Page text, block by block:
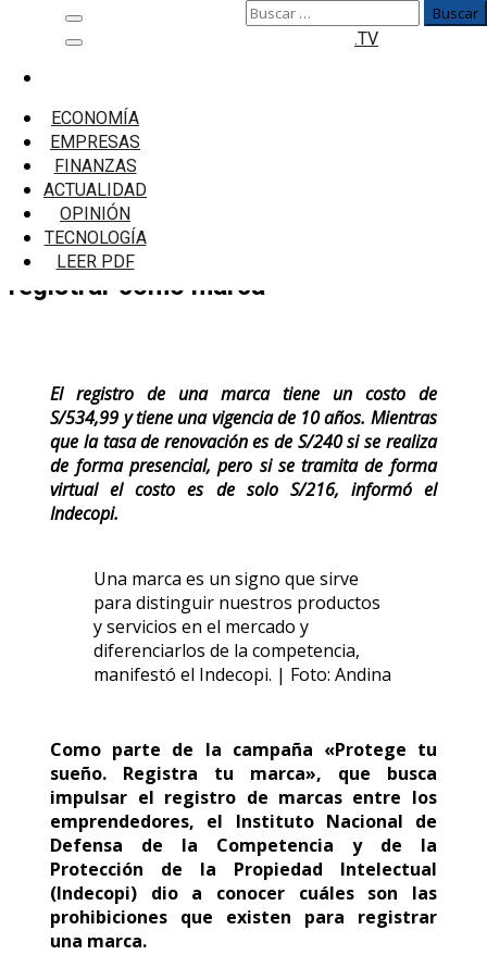
Menú
principal
ECONOMÍA
EMPRESAS
FINANZAS
ACTUALIDAD
OPINIÓN
TECNOLOGÍA
LEER PDF
Buscar:
.TV
Indecopi alerta al emprendedor sobre qué
términos o símbolos no se pueden registrar
como marca
Indecopi alerta al emprendedor sobre
qué términos o símbolos no se pueden
registrar como marca
El registro de una marca tiene un costo de
S/534,99 y tiene una vigencia de 10 años. Mientras
que la tasa de renovación es de S/240 si se realiza
de forma presencial, pero si se tramita de forma
virtual el costo es de solo S/216, informó el
Indecopi.
Una marca es un signo que sirve
para distinguir nuestros productos
y servicios en el mercado y
diferenciarlos de la competencia,
manifestó el Indecopi. | Foto: Andina
Como parte de la campaña «Protege tu
sueño. Registra tu marca», que busca
impulsar el registro de marcas entre los
emprendedores, el Instituto Nacional de
Defensa de la Competencia y de la
Protección de la Propiedad Intelectual
(Indecopi) dio a conocer cuáles son las
prohibiciones que existen para registrar
una marca.